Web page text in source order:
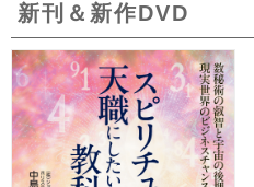
新刊＆新作DVD